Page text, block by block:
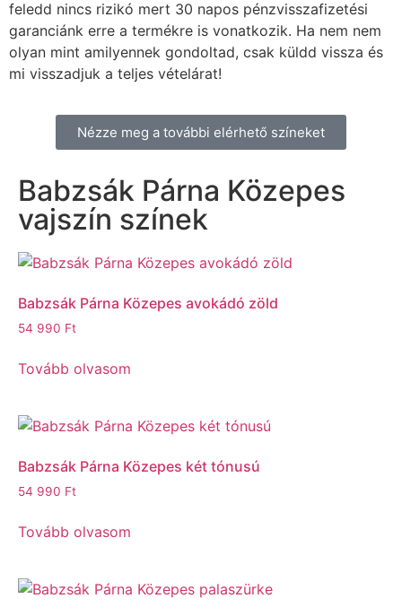
feledd nincs rizikó mert 30 napos pénzvisszafizetési
garanciánk erre a termékre is vonatkozik. Ha nem nem
olyan mint amilyennek gondoltad, csak küldd vissza és
mi visszadjuk a teljes vételárat!
Nézze meg a további elérhető színeket
Babzsák Párna Közepes
vajszín színek
Babzsák Párna Közepes avokádó zöld
54 990 Ft
Tovább olvasom
Babzsák Párna Közepes két tónusú
54 990 Ft
Tovább olvasom